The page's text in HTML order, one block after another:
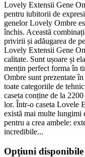
Lovely Extensii Gene
pentru iubitorii de
genelor Lovely Ombre
închis. Această
privirii și adăugarea de
Lovely Extensii Gene
calitate. Sunt ușoare și
mențin perfect forma în
Ombre sunt prezentate
toate categoriile de
caseta conține de la
lor. Într-o caseta Lovele
există mai multe lungimi
pentru a crea ambele:
incredibile...
Opţiuni disponibile